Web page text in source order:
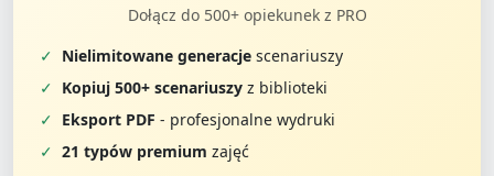
Dołącz do 500+ opiekunek z PRO
✓ Nielimitowane generacje scenariuszy
✓ Kopiuj 500+ scenariuszy z biblioteki
✓ Eksport PDF - profesjonalne wydruki
✓ 21 typów premium zajęć